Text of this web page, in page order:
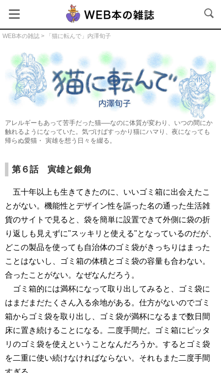
WEB本の雑誌 > 「猫に転んで」内澤旬子
猫に転んで
アレルギーもあって苦手だった猫──なのに体質が変わり、いつの間にか
触れるようになっていた。気づけばすっかり猫にハマり、夜になっても
帰らぬ愛猫・ 寅雄を想う日々を綴る。
第６話 寅雄と銀角
五十年以上も生きてきたのに、いいゴミ箱に出会えたこ
とがない。機能性とデザイン性を謳った名の通った生活雑
貨のサイトで見ると、袋を簡単に設置できて外側に袋の折
り返しも見えずに"スッキリと使える"となっているのだが、
どこの製品を使っても自治体のゴミ袋がきっちりはまった
ことはないし、ゴミ箱の体積とゴミ袋の容量も合わない。
合ったことがない。なぜなんだろう。
ゴミ箱的には満杯になって取り出してみると、ゴミ袋に
はまだまだたくさん入る余地がある。仕方がないのでゴミ
箱からゴミ袋を取り出し、ゴミ袋が満杯になるまで数日間
床に置き続けることになる。二度手間だ。ゴミ箱にピッタ
リのゴミ袋を使えということなんだろうか。するとゴミ袋
を二重に使い続けなければならない。それもまた二度手間